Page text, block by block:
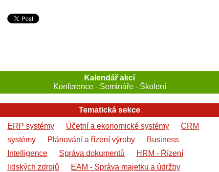
Kalendář akcí
Konference - Semináře - Školení
Tematická sekce
ERP systémy
Účetní a ekonomické systémy
CRM
systémy
Plánování a řízení výroby
Business
Intelligence
Správa dokumentů
HRM - Řízení
lidských zdrojů
EAM - Správa majetku a údržby